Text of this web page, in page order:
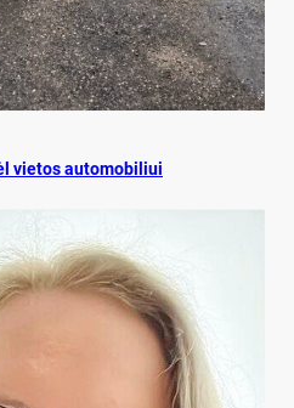
vie­tos au­to­mo­bi­liui